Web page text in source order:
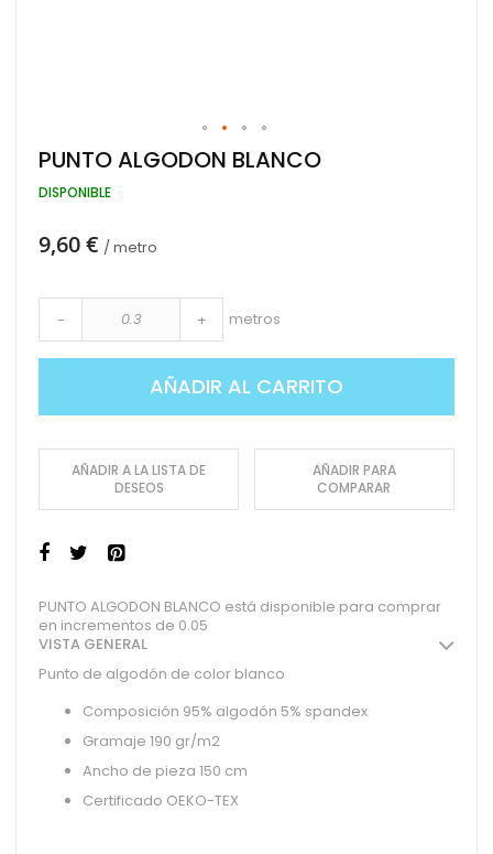
Saltar
al
comienzo
galería
PUNTO ALGODON BLANCO
DISPONIBLE
9,60 € / metro
- + metros
AÑADIR AL CARRITO
AÑADIR A LA LISTA DE
DESEOS
AÑADIR PARA
COMPARAR
PUNTO ALGODON BLANCO está disponible para comprar
en incrementos de 0.05
VISTA GENERAL
Punto de algodón de color blanco
Composición 95% algodón 5% spandex
Gramaje 190 gr/m2
Ancho de pieza 150 cm
Certificado OEKO-TEX